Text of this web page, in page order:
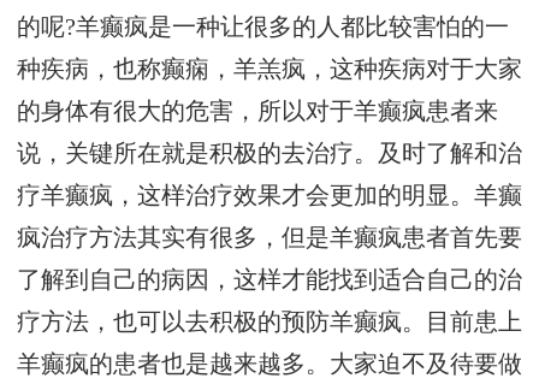
的呢?羊癫疯是一种让很多的人都比较害怕的一
种疾病，也称癫痫，羊羔疯，这种疾病对于大家
的身体有很大的危害，所以对于羊癫疯患者来
说，关键所在就是积极的去治疗。及时了解和治
疗羊癫疯，这样治疗效果才会更加的明显。羊癫
疯治疗方法其实有很多，但是羊癫疯患者首先要
了解到自己的病因，这样才能找到适合自己的治
疗方法，也可以去积极的预防羊癫疯。目前患上
羊癫疯的患者也是越来越多。大家迫不及待要做